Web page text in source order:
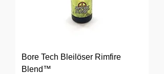
Bore Tech Bleilöser Rimfire
Blend™